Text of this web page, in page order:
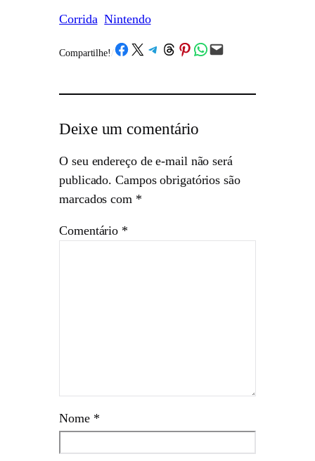
Corrida Nintendo
Compartilhe! /Share on Facebook
Share on X Share on Telegram
Share on Threads
Share on Pinterest
Share on WhatsApp
Email this Page
Deixe um comentário
O seu endereço de e-mail não será
publicado. Campos obrigatórios são
marcados com *
Comentário *
Nome *